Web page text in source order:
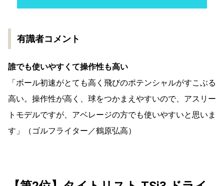
有識者コメント
誰でも使いやすくて操作性も高い
「ボール初速がとても高く飛びのポテンシャルがすこぶる
高い。操作性が高く、球をつかまえやすいので、アスリー
トモデルですが、アベレージの方でも使いやすいと思いま
す」（ゴルフライター／鶴原弘高）